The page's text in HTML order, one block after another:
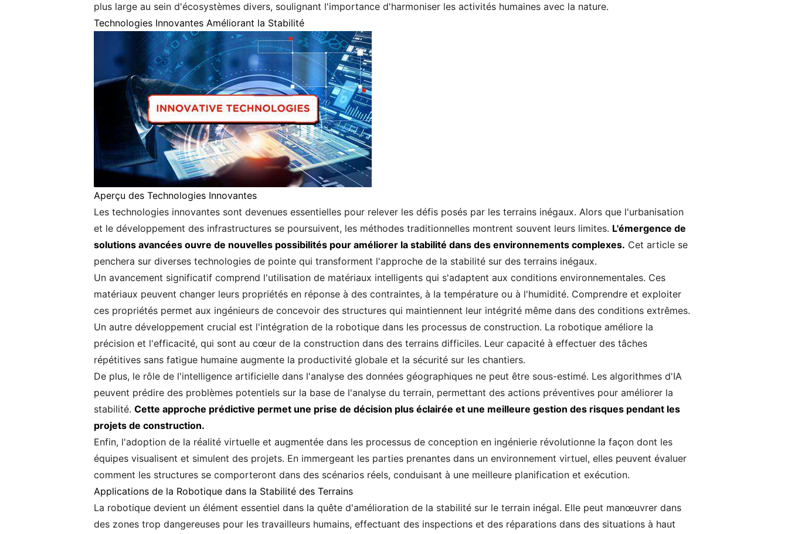
plus large au sein d'écosystèmes divers, soulignant l'importance d'harmoniser les activités humaines avec la nature.
Technologies Innovantes Améliorant la Stabilité
Aperçu des Technologies Innovantes
Les technologies innovantes sont devenues essentielles pour relever les défis posés par les terrains inégaux. Alors que l'urbanisation
et le développement des infrastructures se poursuivent, les méthodes traditionnelles montrent souvent leurs limites. L'émergence de
solutions avancées ouvre de nouvelles possibilités pour améliorer la stabilité dans des environnements complexes. Cet article se
penchera sur diverses technologies de pointe qui transforment l'approche de la stabilité sur des terrains inégaux.
Un avancement significatif comprend l'utilisation de matériaux intelligents qui s'adaptent aux conditions environnementales. Ces
matériaux peuvent changer leurs propriétés en réponse à des contraintes, à la température ou à l'humidité. Comprendre et exploiter
ces propriétés permet aux ingénieurs de concevoir des structures qui maintiennent leur intégrité même dans des conditions extrêmes.
Un autre développement crucial est l'intégration de la robotique dans les processus de construction. La robotique améliore la
précision et l'efficacité, qui sont au cœur de la construction dans des terrains difficiles. Leur capacité à effectuer des tâches
répétitives sans fatigue humaine augmente la productivité globale et la sécurité sur les chantiers.
De plus, le rôle de l'intelligence artificielle dans l'analyse des données géographiques ne peut être sous-estimé. Les algorithmes d'IA
peuvent prédire des problèmes potentiels sur la base de l'analyse du terrain, permettant des actions préventives pour améliorer la
stabilité. Cette approche prédictive permet une prise de décision plus éclairée et une meilleure gestion des risques pendant les
projets de construction.
Enfin, l'adoption de la réalité virtuelle et augmentée dans les processus de conception en ingénierie révolutionne la façon dont les
équipes visualisent et simulent des projets. En immergeant les parties prenantes dans un environnement virtuel, elles peuvent évaluer
comment les structures se comporteront dans des scénarios réels, conduisant à une meilleure planification et exécution.
Applications de la Robotique dans la Stabilité des Terrains
La robotique devient un élément essentiel dans la quête d'amélioration de la stabilité sur le terrain inégal. Elle peut manœuvrer dans
des zones trop dangereuses pour les travailleurs humains, effectuant des inspections et des réparations dans des situations à haut